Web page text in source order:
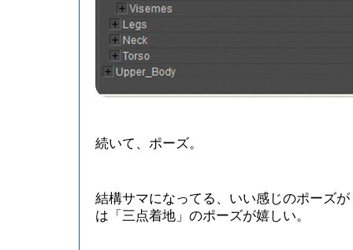
続いて、ポーズ。
結構サマになってる、いい感じのポーズ
は「三点着地」のポーズが嬉しい。